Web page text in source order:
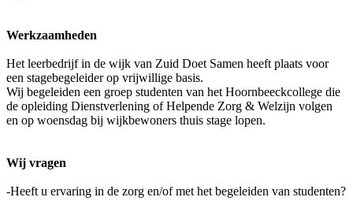
Werkzaamheden
Het leerbedrijf in de wijk van Zuid Doet Samen heeft plaats voor
een stagebegeleider op vrijwillige basis.
Wij begeleiden een groep studenten van het Hoornbeeckcollege die
de opleiding Dienstverlening of Helpende Zorg & Welzijn volgen
en op woensdag bij wijkbewoners thuis stage lopen.
Wij vragen
-Heeft u ervaring in de zorg en/of met het begeleiden van studenten?